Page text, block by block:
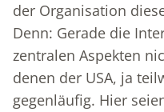
der Organisation
Denn: Gerade die
zentralen Aspekten
denen der USA, ja
gegenläufig. Hier